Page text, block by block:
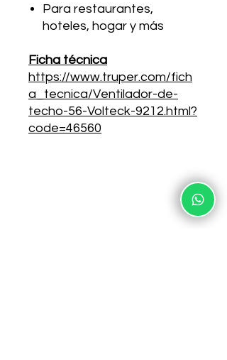
Para restaurantes,
hoteles, hogar y más
Ficha técnica
https://www.truper.com/fich
a_tecnica/Ventilador-de-
techo-56-Volteck-9212.html?
code=46560